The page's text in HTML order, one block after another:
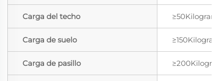
Carga del techo
Carga de suelo
Carga de pasillo